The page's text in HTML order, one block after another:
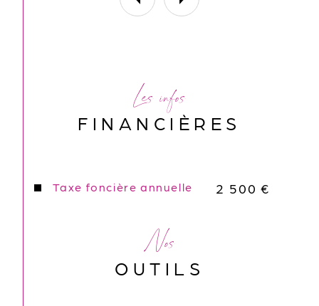
Les infos
FINANCIÈRES
Taxe foncière annuelle 2 500 €
Nos
OUTILS